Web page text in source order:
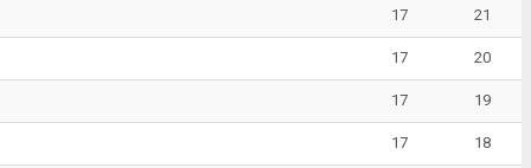
17 21
17 20
17 19
17 18